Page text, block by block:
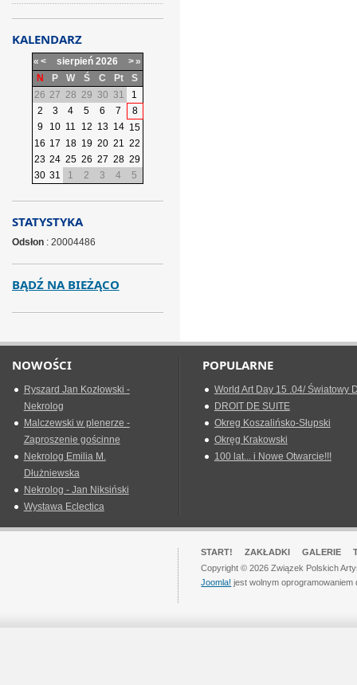
KALENDARZ
« < sierpień 2026 >»
N
P W Ś C Pt
S
26 27 28 29 30 31
1
2
3 4 5 6 7
8
9
10 11 12 13 14 15
16 17 18 19 20 21 22
23 24 25 26 27 28 29
30 31 1 2 3 4 5
STATYSTYKA
Odsłon: 20004486
BĄDŹ NA BIEŻĄCO
NOWOŚCI
Ryszard Jan Kozłowski -
Nekrolog
Malczewski w plenerze -
Zaproszenie gościnne
Nekrolog Emilia M.
Dłużniewska
Nekrolog - Jan Niksiński
Wystawa Eclectica
POPULARNE
World Art Day 15 .04/ Światowy
DROIT DE SUITE
Okreg Koszalińsko-Słupski
Okręg Krakowski
100 lat... i Nowe Otwarcie!!!
START! ZAKŁADKI GALERIE
Copyright © 2026 Związek Polskich
Joomla! jest wolnym